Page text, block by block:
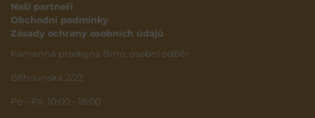
Naši partneři
Obchodní podmínky
Zásady ochrany osobních údajů
Kamenná prodejna Brno, osobní odběr
Běhounská 2/22
Po – Pá: 10:00 – 18:00